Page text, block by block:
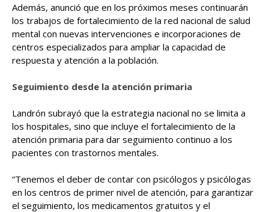
Además, anunció que en los próximos meses continuarán
los trabajos de fortalecimiento de la red nacional de salud
mental con nuevas intervenciones e incorporaciones de
centros especializados para ampliar la capacidad de
respuesta y atención a la población.
Seguimiento desde la atención primaria
Landrón subrayó que la estrategia nacional no se limita a
los hospitales, sino que incluye el fortalecimiento de la
atención primaria para dar seguimiento continuo a los
pacientes con trastornos mentales.
“Tenemos el deber de contar con psicólogos y psicólogas
en los centros de primer nivel de atención, para garantizar
el seguimiento, los medicamentos gratuitos y el